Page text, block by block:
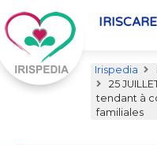
IRISCARE
Irispedia
25
tendant à
familiales